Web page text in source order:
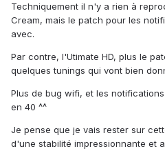
Techniquement il n'y a rien à
Cream, mais le patch pour les
avec.
Par contre, l'Utimate HD, plus le
quelques tunings qui vont bien
Plus de bug wifi, et les
en 40 ^^
Je pense que je vais rester sur
d'une stabilité impressionnante et